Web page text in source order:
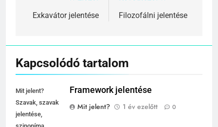
Bejegyzés
Kapcsolódó tartalom
Mit jelent?
Szavak, szavak
jelentése,